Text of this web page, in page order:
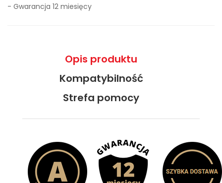
- Gwarancja 12 miesięcy
Opis produktu
Kompatybilność
Strefa pomocy